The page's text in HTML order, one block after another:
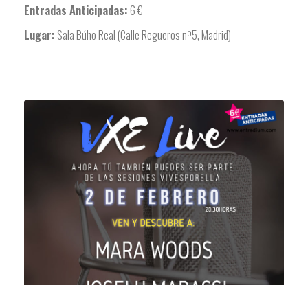
Entradas Anticipadas:6 €
Lugar: Sala Búho Real (Calle Regueros nº5, Madrid)